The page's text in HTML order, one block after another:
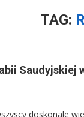
TAG:
Saudyjskiej
doskonale